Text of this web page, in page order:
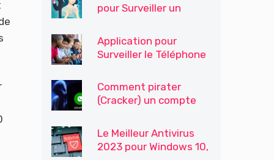
pour Surveiller un
Application pour
Surveiller le Téléphone
Enfants
Comment pirater
(Cracker) un compte
Le Meilleur Antivirus
2023 pour Windows 10,